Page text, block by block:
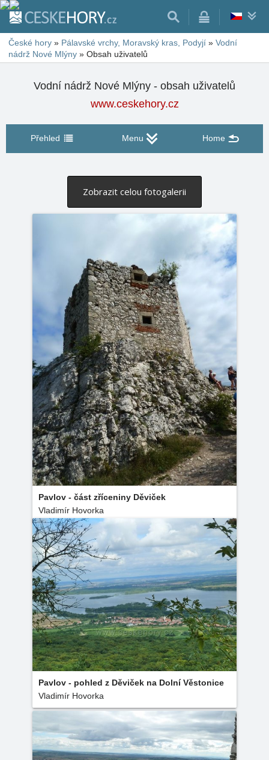
České hory » Pálavské vrchy, Moravský kras, Podyjí » Vodní
nádrž Nové Mlýny » Obsah uživatelů
Vodní nádrž Nové Mlýny - obsah uživatelů
www.ceskehory.cz
Přehled Menu Home
Zobrazit celou fotogalerii
Pavlov - část zříceniny Děviček
Vladimír Hovorka
Pavlov - pohled z Děviček na Dolní Věstonice
Vladimír Hovorka